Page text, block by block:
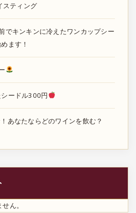
スティング
でキンキンに冷えたワンカップシー
ます！
シードル300円
あなたならどのワインを飲む？
ん。